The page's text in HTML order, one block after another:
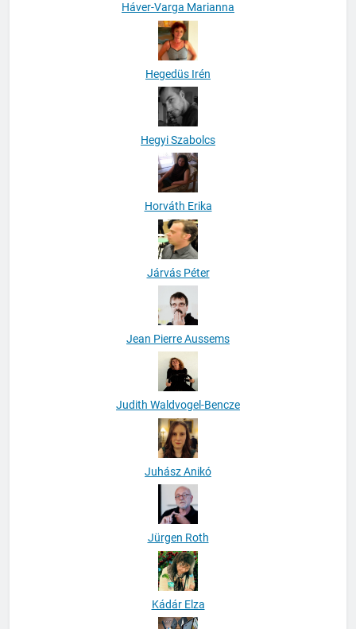
Háver-Varga Marianna
Hegedüs Irén
Hegyi Szabolcs
Horváth Erika
Járvás Péter
Jean Pierre Aussems
Judith Waldvogel-Bencze
Juhász Anikó
Jürgen Roth
Kádár Elza